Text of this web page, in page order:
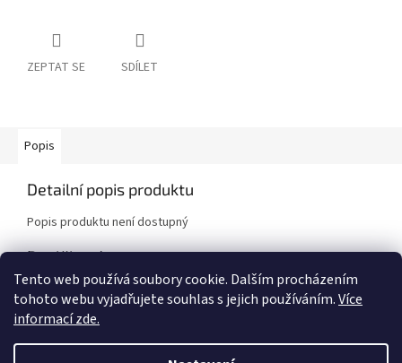
Tento web používá soubory cookie. Dalším procházením
tohoto webu vyjadřujete souhlas s jejich používáním.Více
informací zde.
ZEPTAT SE SDÍLET
Popis
Detailní popis produktu
Popis produktu není dostupný
Doplňkové parametry
Kategorie:
Brzdové destičky
Značka vozidla: Subaru